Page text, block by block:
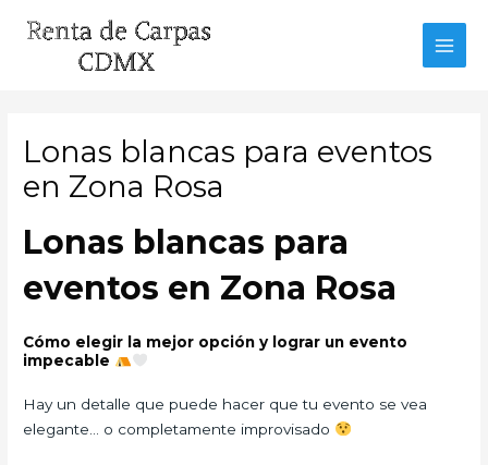
Lonas blancas para eventos
en Zona Rosa
Lonas blancas para
eventos en Zona Rosa
Cómo elegir la mejor opción y lograr un evento
impecable
Hay un detalle que puede hacer que tu evento se vea
elegante… o completamente improvisado